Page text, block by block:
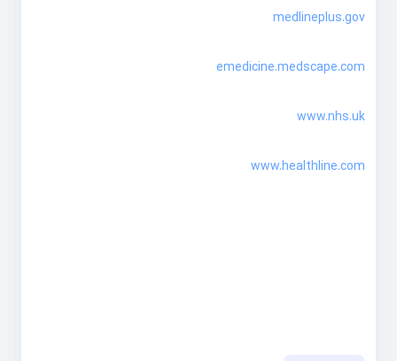
medlineplus.gov
emedicine.medscape.com
www.nhs.uk
www.healthline.com